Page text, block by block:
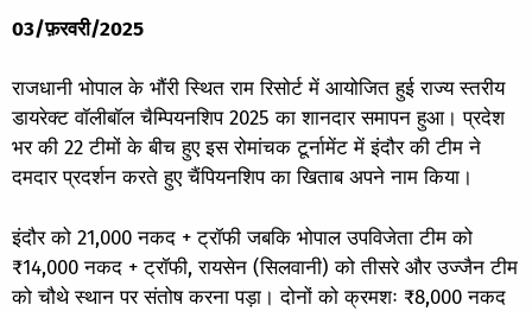
03/फ़रवरी/2025
राजधानी भोपाल के भौंरी स्थित राम रिसोर्ट में आयोजित हुई राज्य स्तरीय
डायरेक्ट वॉलीबॉल चैम्पियनशिप 2025 का शानदार समापन हुआ। प्रदेश
भर की 22 टीमों के बीच हुए इस रोमांचक टूर्नामेंट में इंदौर की टीम ने
दमदार प्रदर्शन करते हुए चैंपियनशिप का खिताब अपने नाम किया।
इंदौर को 21,000 नकद + ट्रॉफी जबकि भोपाल उपविजेता टीम को
₹14,000 नकद + ट्रॉफी, रायसेन (सिलवानी) को तीसरे और उज्जैन टीम
को चौथे स्थान पर संतोष करना पड़ा। दोनों को क्रमशः ₹8,000 नकद